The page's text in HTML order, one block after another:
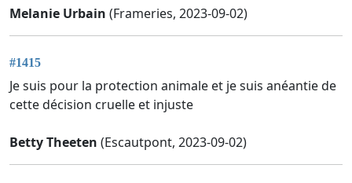
Melanie Urbain (Frameries, 2023-09-02)
#1415
Je suis pour la protection animale et je suis anéantie de
cette décision cruelle et injuste
Betty Theeten (Escautpont, 2023-09-02)